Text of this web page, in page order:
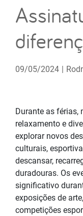
09/05/2024 |
Durante as férias,
relaxamento e
explorar novos
culturais,
descansar,
duradouras. Os
significativo
exposições de arte,
competições